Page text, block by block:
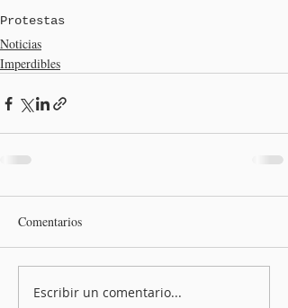
Protestas
Noticias
Imperdibles
Comentarios
Escribir un comentario...